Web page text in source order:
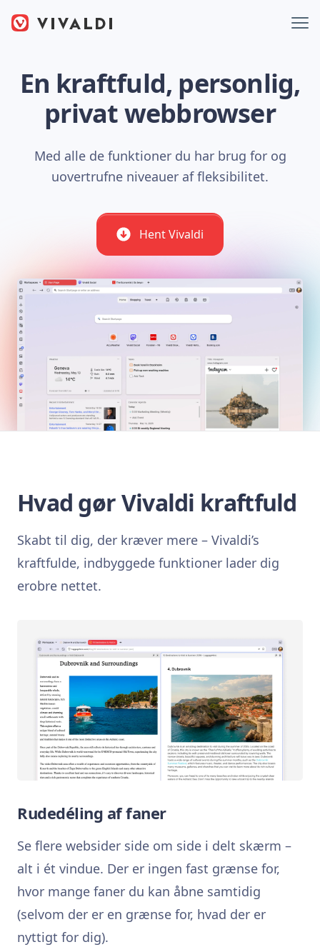
En kraftfuld, personlig,
privat webbrowser
Med alle de funktioner du har brug for og
uovertrufne niveauer af fleksibilitet.
Hent Vivaldi
Hvad gør Vivaldi kraftfuld
Skabt til dig, der kræver mere – Vivaldi’s
kraftfulde, indbyggede funktioner lader dig
erobre nettet.
Rudedéling af faner
Se flere websider side om side i delt skærm –
alt i ét vindue. Der er ingen fast grænse for,
hvor mange faner du kan åbne samtidig
(selvom der er en grænse for, hvad der er
nyttigt for dig).